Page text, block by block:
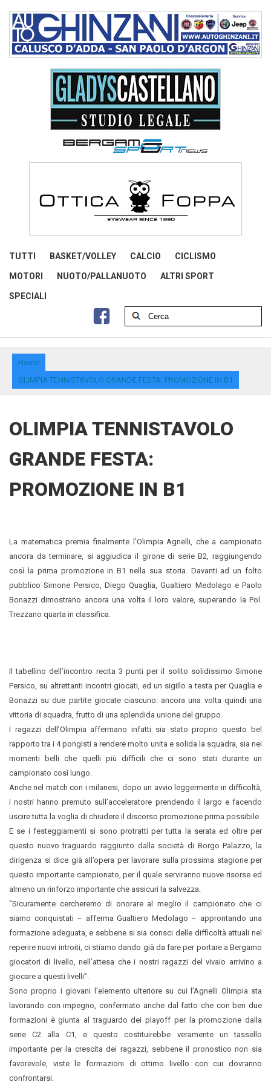
TUTTI BASKET/VOLLEY CALCIO CICLISMO
MOTORI NUOTO/PALLANUOTO ALTRI SPORT
SPECIALI
Home
OLIMPIA TENNISTAVOLO GRANDE FESTA: PROMOZIONE IN B1
OLIMPIA TENNISTAVOLO
GRANDE FESTA:
PROMOZIONE IN B1
La matematica premia finalmente l’Olimpia Agnelli, che a campionato
ancora da terminare, si aggiudica il girone di serie B2, raggiungendo
così la prima promozione in B1 nella sua storia. Davanti ad un folto
pubblico Simone Persico, Diego Quaglia, Gualtiero Medolago e Paolo
Bonazzi dimostrano ancora una volta il loro valore, superando la Pol.
Trezzano quarta in classifica.
Il tabellino dell’incontro recita 3 punti per il solito solidissimo Simone
Persico, su altrettanti incontri giocati, ed un sigillo a testa per Quaglia e
Bonazzi su due partite giocate ciascuno: ancora una volta quindi una
vittoria di squadra, frutto di una splendida unione del gruppo.
I ragazzi dell’Olimpia affermano infatti sia stato proprio questo bel
rapporto tra i 4 pongisti a rendere molto unita e solida la squadra, sia nei
momenti belli che quelli più difficili che ci sono stati durante un
campionato così lungo.
Anche nel match con i milanesi, dopo un avvio leggermente in difficoltà,
i nostri hanno premuto sull’acceleratore prendendo il largo e facendo
uscire tutta la voglia di chiudere il discorso promozione prima possibile.
E se i festeggiamenti si sono protratti per tutta la serata ed oltre per
questo nuovo traguardo raggiunto dalla società di Borgo Palazzo, la
dirigenza si dice già all’opera per lavorare sulla prossima stagione per
questo importante campionato, per il quale serviranno nuove risorse ed
almeno un rinforzo importante che assicuri la salvezza.
“Sicuramente cercheremo di onorare al meglio il campionato che ci
siamo conquistati – afferma Gualtiero Medolago – approntando una
formazione adeguata, e sebbene si sia consci delle difficoltà attuali nel
reperire nuovi introiti, ci stiamo dando già da fare per portare a Bergamo
giocatori di livello, nell’attesa che i nostri ragazzi del vivaio arrivino a
giocare a questi livelli”.
Sono proprio i giovani l’elemento ulteriore su cui l’Agnelli Olimpia sta
lavorando con impegno, confermato anche dal fatto che con ben due
formazioni è giunta al traguardo dei playoff per la promozione dalla
serie C2 alla C1, e questo costituirebbe veramente un tassello
importante per la crescita dei ragazzi, sebbene il pronostico non sia
favorevole, viste le formazioni di ottimo livello con cui dovranno
confrontarsi.